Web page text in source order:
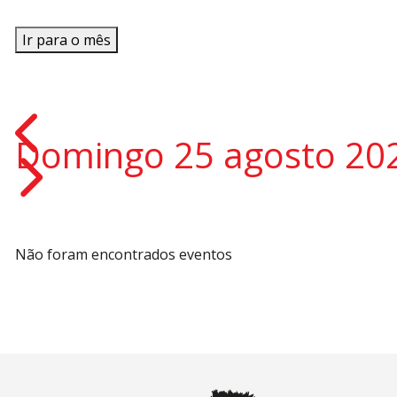
Ir para o mês
Domingo 25 agosto
Não foram encontrados eventos